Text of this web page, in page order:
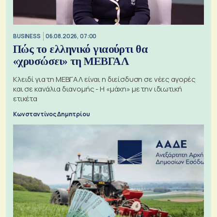
BUSINESS 06.08.2026, 07:00
Πώς το ελληνικό γιαούρτι θα
«χρυσώσει» τη ΜΕΒΓΑΛ
Κλειδί για τη ΜΕΒΓΑΛ είναι η διείσδυση σε νέες αγορές
και σε κανάλια διανομής - Η «μάχη» με την ιδιωτική
ετικέτα
Κωνσταντίνος Δημητρίου